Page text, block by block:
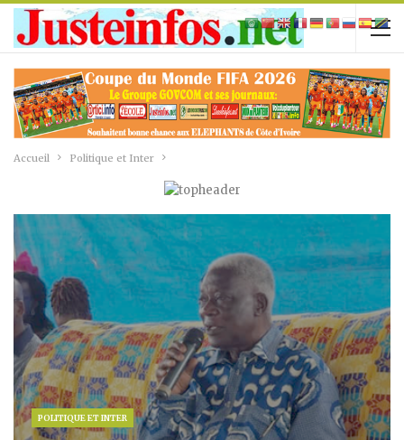
Accueil Politique et Inter
POLITIQUE ET INTER